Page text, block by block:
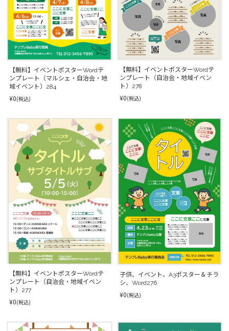
【無料】イベントポスターWordテ
ンプレート（マルシェ・自治会・地
域イベント）284
¥0(税込)
【無料】イベントポスターWordテ
ンプレート（自治会・地域イベン
ト）278
¥0(税込)
【無料】イベントポスターWordテ
ンプレート（自治会・地域イベン
ト）277
¥0(税込)
子供、イベント、A3ポスター＆チラ
シ、Word276
¥0(税込)